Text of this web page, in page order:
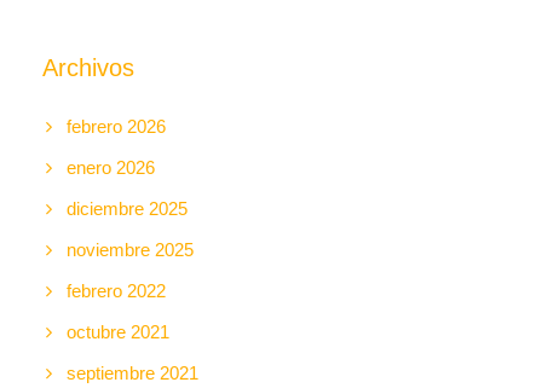
Archivos
febrero 2026
enero 2026
diciembre 2025
noviembre 2025
febrero 2022
octubre 2021
septiembre 2021